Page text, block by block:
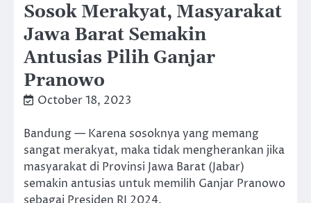
Sosok Merakyat, Masyarakat
Jawa Barat Semakin
Antusias Pilih Ganjar
Pranowo
October 18, 2023
Bandung — Karena sosoknya yang memang
sangat merakyat, maka tidak mengherankan jika
masyarakat di Provinsi Jawa Barat (Jabar)
semakin antusias untuk memilih Ganjar Pranowo